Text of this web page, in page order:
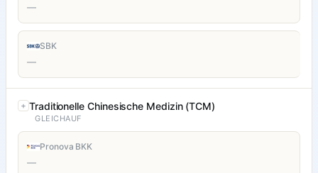
—
SBK
—
Traditionelle Chinesische Medizin (TCM)
GLEICHAUF
Pronova BKK
—